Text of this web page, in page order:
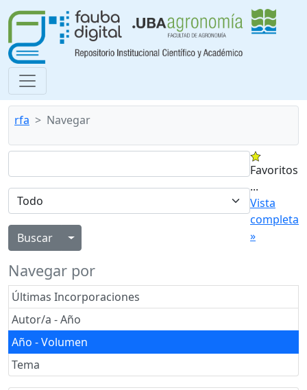
rfa Navegar
Alternar menú desplegable
Favoritos
...
Vista
completa
»
Navegar por
Últimas Incorporaciones
Autor/a - Año
Año - Volumen
Tema